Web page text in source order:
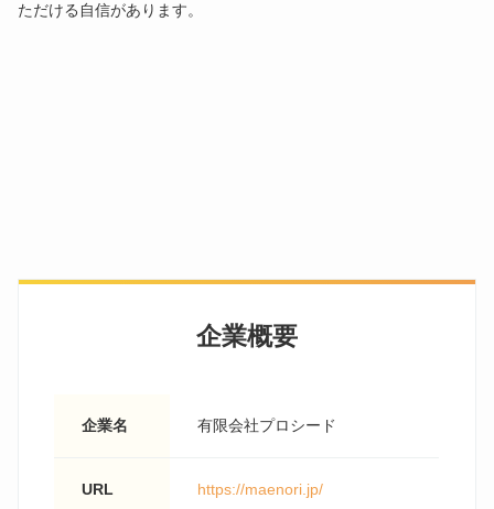
ただける自信があります。
企業概要
企業名 有限会社プロシード
URL https://maenori.jp/